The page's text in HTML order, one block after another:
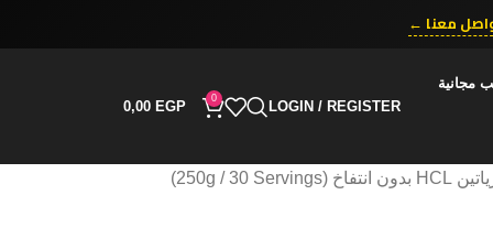
مجانية
LOGIN / REGISTER
0
0,00 EGP
معنا ←